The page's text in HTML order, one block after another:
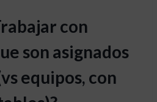
con
son asignados
equipos, con